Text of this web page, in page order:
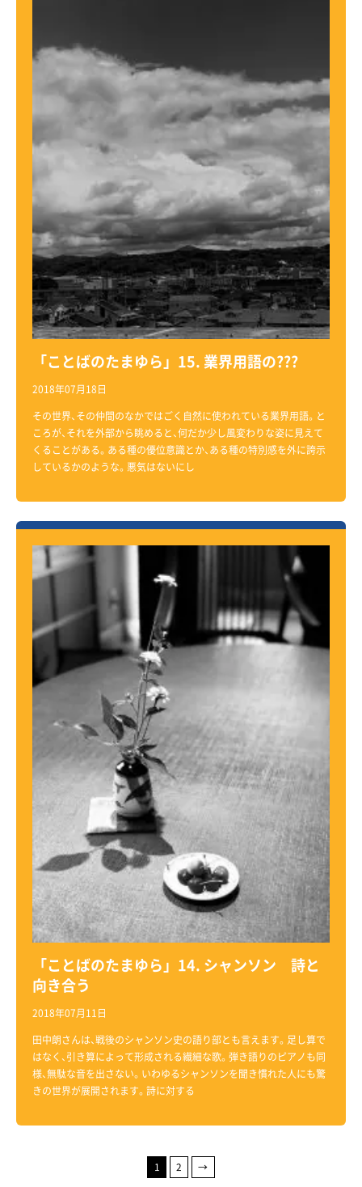
「ことばのたまゆら」15. 業界用語の???
2018年07月18日
その世界、その仲間のなかではごく自然に使われている業界用語。と
ころが、それを外部から眺めると、何だか少し風変わりな姿に見えて
くることがある。ある種の優位意識とか、ある種の特別感を外に誇示
しているかのような。悪気はないにし
「ことばのたまゆら」14. シャンソン 詩と
向き合う
2018年07月11日
田中朗さんは、戦後のシャンソン史の語り部とも言えます。足し算で
はなく、引き算によって形成される繊細な歌。弾き語りのピアノも同
様、無駄な音を出さない。いわゆるシャンソンを聞き慣れた人にも驚
きの世界が展開されます。詩に対する
1 2 →